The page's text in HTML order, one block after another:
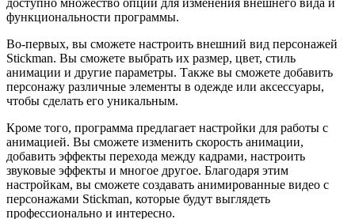
функциональности программы.
Во-первых, вы сможете настроить внешний вид персонажей
Stickman. Вы сможете выбрать их размер, цвет, стиль
анимации и другие параметры. Также вы сможете добавить
персонажу различные элементы в одежде или аксессуары,
чтобы сделать его уникальным.
Кроме того, программа предлагает настройки для работы с
анимацией. Вы сможете изменить скорость анимации,
добавить эффекты перехода между кадрами, настроить
звуковые эффекты и многое другое. Благодаря этим
настройкам, вы сможете создавать анимированные видео с
персонажами Stickman, которые будут выглядеть
профессионально и интересно.